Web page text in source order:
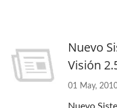
Nuevo
Visión
01 May,